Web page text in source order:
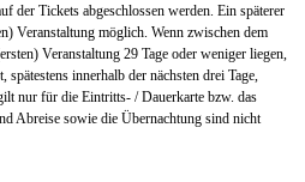
der Tickets abgeschlossen werden. Ein späterer
Veranstaltung möglich. Wenn zwischen dem
Veranstaltung 29 Tage oder weniger liegen,
innerhalb der nächsten drei Tage,
nur für die Eintritts- / Dauerkarte bzw. das
Abreise sowie die Übernachtung sind nicht